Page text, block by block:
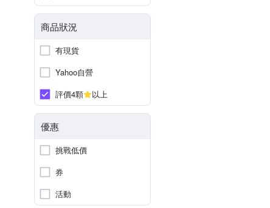
商品狀況
有現貨
Yahoo自營
評價4顆
以上
優惠
挑戰低價
券
活動